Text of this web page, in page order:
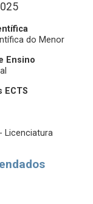
do Menor
Ensino
ECTS
Licenciatura